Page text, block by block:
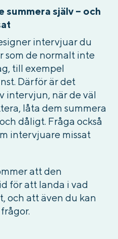
summera själv – och
intervjuar du
som de normalt inte
till exempel
Därför är det
intervjun, när de väl
låta dem summera
dåligt. Fråga också
intervjuare missat
att den
för att landa i vad
och att även du kan